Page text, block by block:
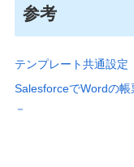
参考
テンプレート共通設定
SalesforceでWordの
－